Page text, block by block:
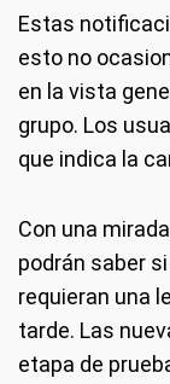
Estas
esto no
en la vista
grupo. Los
que indica la
Con una
podrán saber
requieran una
tarde. Las
etapa de